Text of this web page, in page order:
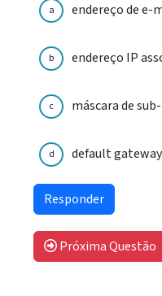
a endereço de e-
b endereço IP
c máscara de
d default
Próxima Questão